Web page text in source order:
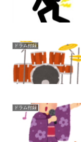
ドラム付録
ドラム付録